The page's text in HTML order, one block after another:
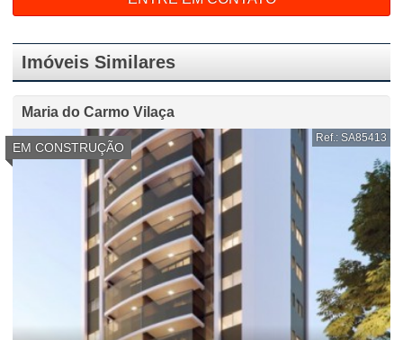
Imóveis Similares
Maria do Carmo Vilaça
EM CONSTRUÇÃO
Ref.: SA85413